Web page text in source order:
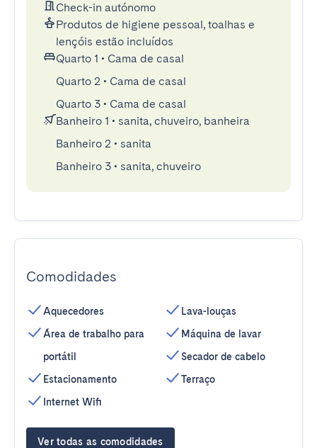
Check-in autónomo
Produtos de higiene pessoal, toalhas e
lençóis estão incluídos
Quarto 1 • Cama de casal
Quarto 2 • Cama de casal
Quarto 3 • Cama de casal
Banheiro 1 • sanita, chuveiro, banheira
Banheiro 2 • sanita
Banheiro 3 • sanita, chuveiro
Comodidades
Aquecedores
Área de trabalho para
portátil
Estacionamento
Internet Wifi
Lava-louças
Máquina de lavar
Secador de cabelo
Terraço
Ver todas as comodidades